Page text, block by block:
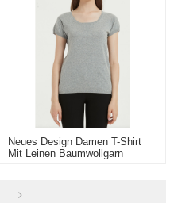
Neues Design Damen T-Shirt
Mit Leinen Baumwollgarn